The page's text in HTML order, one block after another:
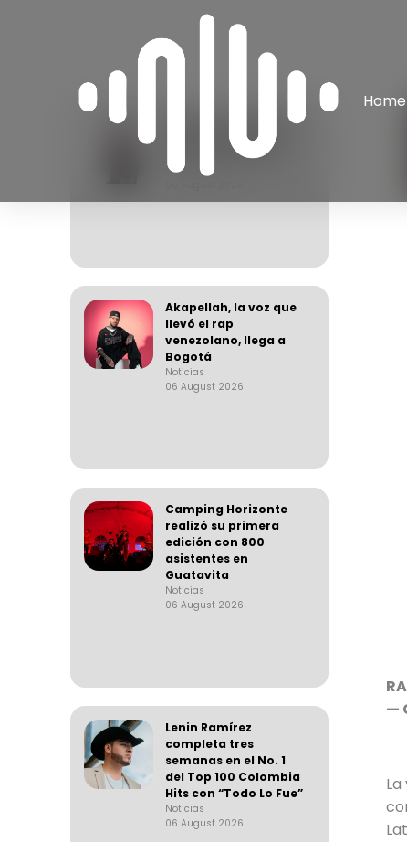
Home
Apache, el arquitecto
de una generación
del rap venezolano
Noticias
Akapellah, la voz que
llevó el rap
venezolano, llega a
Bogotá
Noticias
06 August 2026
Camping Horizonte
realizó su primera
edición con 800
asistentes en
Guatavita
Noticias
06 August 2026
Lenin Ramírez
completa tres
semanas en el No. 1
del Top 100 Colombia
Hits con “Todo Lo Fue”
Noticias
06 August 2026
—